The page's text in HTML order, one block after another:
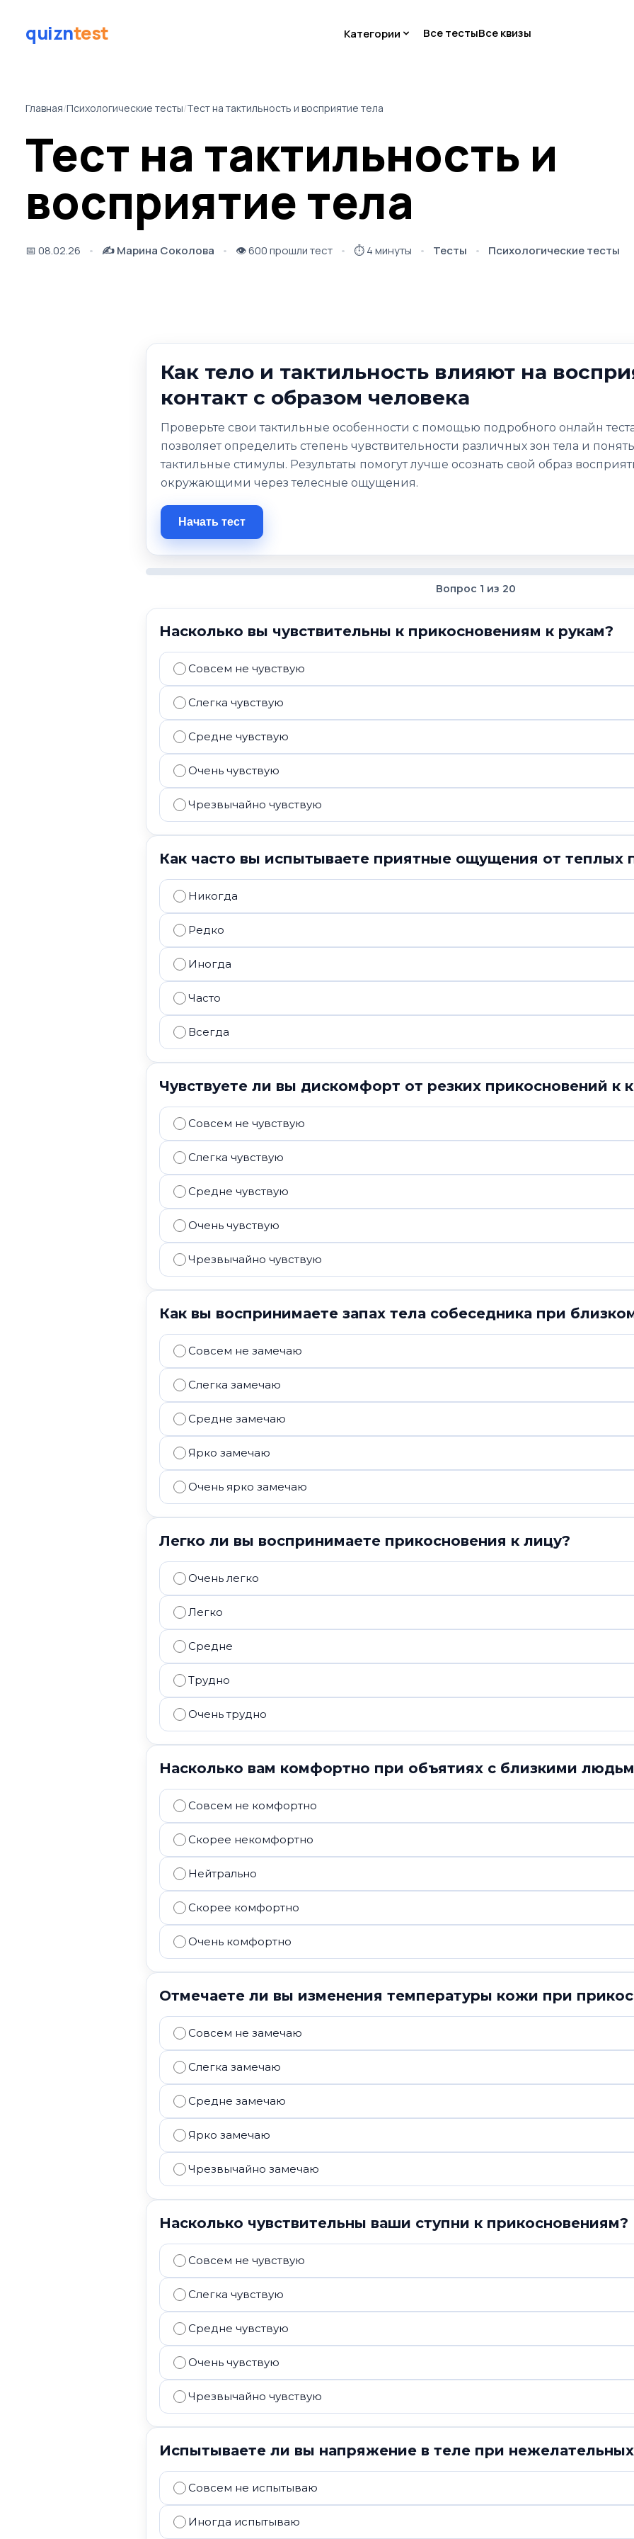
quizntest Категории Все тестыВсе квизы
Главная/Психологические тесты/Тест на тактильность и восприятие тела
Тест на тактильность и
восприятие тела
📅 08.02.26 ✍️Марина Соколова 👁️600 прошли тест ⏱️4 минуты Тесты Психологические тесты
Как тело и тактильность влияют на
контакт с образом человека
Проверьте свои тактильные особенности с помощью подробного онлайн
позволяет определить степень чувствительности различных зон тела и
тактильные стимулы. Результаты помогут лучше осознать свой образ
окружающими через телесные ощущения.
Начать тест
Вопрос 1 из 20
Насколько вы чувствительны к прикосновениям к рукам?
Совсем не чувствую
Слегка чувствую
Средне чувствую
Очень чувствую
Чрезвычайно чувствую
Как часто вы испытываете приятные ощущения от теплых
Никогда
Редко
Иногда
Часто
Всегда
Чувствуете ли вы дискомфорт от резких прикосновений к
Совсем не чувствую
Слегка чувствую
Средне чувствую
Очень чувствую
Чрезвычайно чувствую
Как вы воспринимаете запах тела собеседника при
Совсем не замечаю
Слегка замечаю
Средне замечаю
Ярко замечаю
Очень ярко замечаю
Легко ли вы воспринимаете прикосновения к лицу?
Очень легко
Легко
Средне
Трудно
Очень трудно
Насколько вам комфортно при объятиях с близкими
Совсем не комфортно
Скорее некомфортно
Нейтрально
Скорее комфортно
Очень комфортно
Отмечаете ли вы изменения температуры кожи при
Совсем не замечаю
Слегка замечаю
Средне замечаю
Ярко замечаю
Чрезвычайно замечаю
Насколько чувствительны ваши ступни к прикосновениям?
Совсем не чувствую
Слегка чувствую
Средне чувствую
Очень чувствую
Чрезвычайно чувствую
Испытываете ли вы напряжение в теле при
Совсем не испытываю
Иногда испытываю